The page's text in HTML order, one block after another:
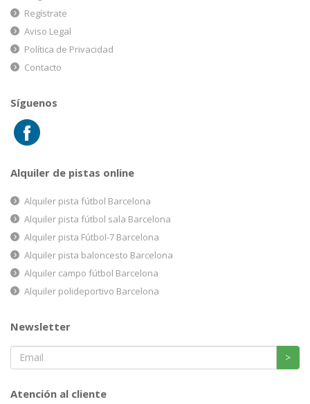
Regístrate
Aviso Legal
Política de Privacidad
Contacto
Síguenos
Alquiler de pistas online
Alquiler pista fútbol Barcelona
Alquiler pista fútbol sala Barcelona
Alquiler pista Fútbol-7 Barcelona
Alquiler pista baloncesto Barcelona
Alquiler campo fútbol Barcelona
Alquiler polideportivo Barcelona
Newsletter
>
Atención al cliente